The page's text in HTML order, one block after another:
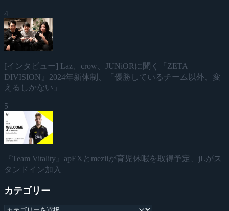
4
[インタビュー] Laz、crow、JUNiORに聞く『ZETA
DIVISION』2024年新体制、「優勝しているチーム以外、変
えるしかない」
5
『Team Vitality』apEXとmeziiが育児休暇を取得予定、jLがス
タンドイン加入
カテゴリー